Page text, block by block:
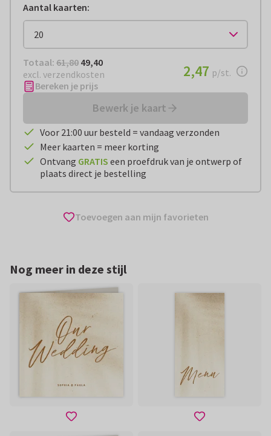
Aantal kaarten:
Totaal: € 49,40
Totaal: 61,80 49,40
excl. verzendkosten
€ 2,47per stuk
2,47 p/st.
Bereken je prijs
Bewerk je kaart
Voor 21:00 uur besteld = vandaag verzonden
Meer kaarten = meer korting
Ontvang GRATIS een proefdruk van je ontwerp of
plaats direct je bestelling
Toevoegen aan mijn favorieten
Nog meer in deze stijl